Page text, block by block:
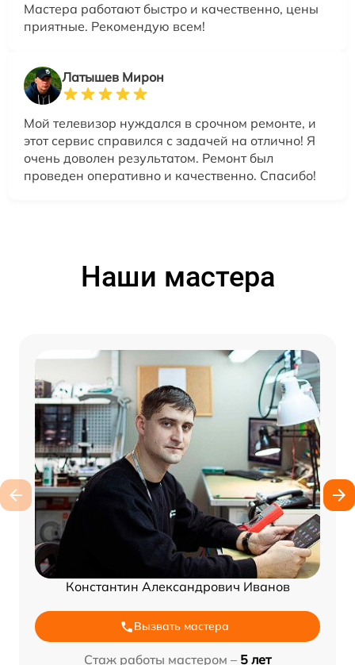
Мастера работают быстро и качественно, цены
приятные. Рекомендую всем!
Латышев Мирон
Мой телевизор нуждался в срочном ремонте, и
этот сервис справился с задачей на отлично! Я
очень доволен результатом. Ремонт был
проведен оперативно и качественно. Спасибо!
Наши мастера
Константин Александрович Иванов
Вызвать мастера
Стаж работы мастером – 5 лет